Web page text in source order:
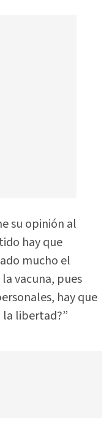
su opinión al
hay que
mucho el
vacuna, pues
hay que
la libertad?”